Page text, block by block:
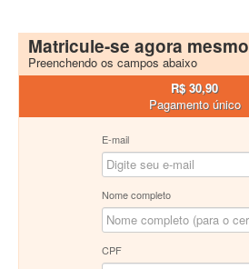
Matricule-se agora mesmo
Preenchendo os campos abaixo
R$ 30,90
Pagamento único
E-mail
Nome completo
CPF